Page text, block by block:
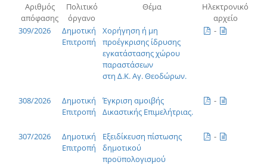
Αριθμός
απόφασης
Πολιτικό
όργανο
Θέμα
Ηλεκτρονικό
αρχείο
309/2026
Δημοτική
Επιτροπή
Χορήγηση ή μη
προέγκρισης ίδρυσης
εγκατάστασης χώρου
παραστάσεων
στη Δ.Κ. Αγ. Θεοδώρων.
-
308/2026
Δημοτική
Επιτροπή
Έγκριση αμοιβής
Δικαστικής Επιμελήτριας.
-
307/2026
Δημοτική
Επιτροπή
Εξειδίκευση πίστωσης
δημοτικού
προϋπολογισμού
-